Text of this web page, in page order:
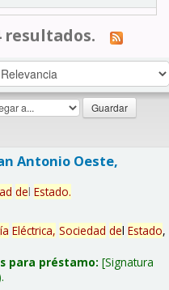
resultados.
Antonio Oeste,
del Estado.
Eléctrica, Sociedad del Estado,
para préstamo: Signatura